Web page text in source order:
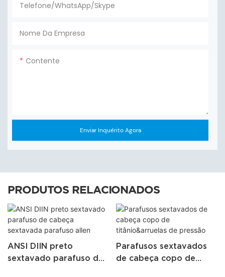
Telefone/WhatsApp/Skype
Nome Da Empresa
Contente
Enviar Inquérito Agora
PRODUTOS RELACIONADOS
ANSI DIIN preto
sextavado parafuso de
Parafusos sextavados
de cabeça copo de